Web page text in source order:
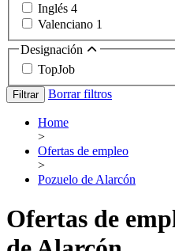
Inglés 4
Valenciano 1
Designación
TopJob
Filtrar Borrar filtros
Home
>
Ofertas de empleo
>
Pozuelo de Alarcón
Ofertas de